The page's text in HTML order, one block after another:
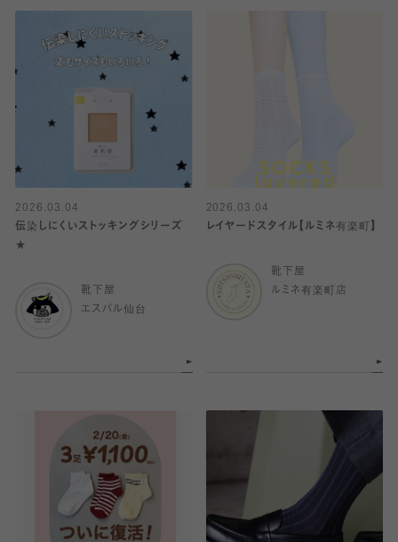
2026.03.04
伝染しにくいストッキングシリーズ
★
靴下屋
エスパル仙台
2026.03.04
レイヤードスタイル【ルミネ有楽町】
靴下屋
ルミネ有楽町店